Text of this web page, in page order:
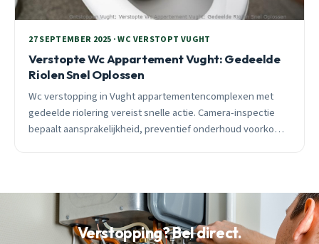
27 SEPTEMBER 2025 · WC VERSTOPT VUGHT
Verstopte Wc Appartement Vught: Gedeelde
Riolen Snel Oplossen
Wc verstopping in Vught appartementencomplexen met
gedeelde riolering vereist snelle actie. Camera-inspectie
bepaalt aansprakelijkheid, preventief onderhoud voorkomt
Verstopping? Bel direct.